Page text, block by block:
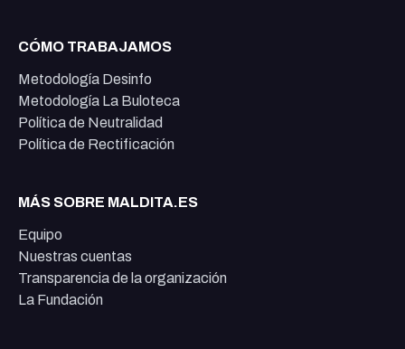
CÓMO TRABAJAMOS
Metodología Desinfo
Metodología La Buloteca
Política de Neutralidad
Política de Rectificación
MÁS SOBRE MALDITA.ES
Equipo
Nuestras cuentas
Transparencia de la organización
La Fundación